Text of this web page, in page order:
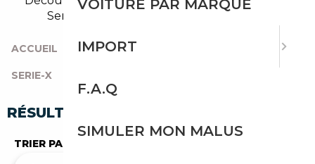
Serie-x pour un budget à 15 000 euros.
ACCUEIL TOUTES LES MARQUES
SERIE-X
RÉSULTATS DE VOTRE RECHERCHE
TRIER PAR
VOITURE PAR MARQUE
IMPORT
F.A.Q
SIMULER MON MALUS